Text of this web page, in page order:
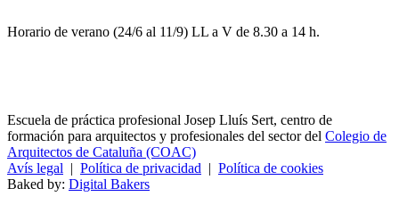
Horario de verano (24/6 al 11/9) LL a V de 8.30 a 14 h.
Escuela de práctica profesional Josep Lluís Sert, centro de
formación para arquitectos y profesionales del sector del Colegio de
Arquitectos de Cataluña (COAC)
Avís legal | Política de privacidad | Política de cookies
Baked by: Digital Bakers